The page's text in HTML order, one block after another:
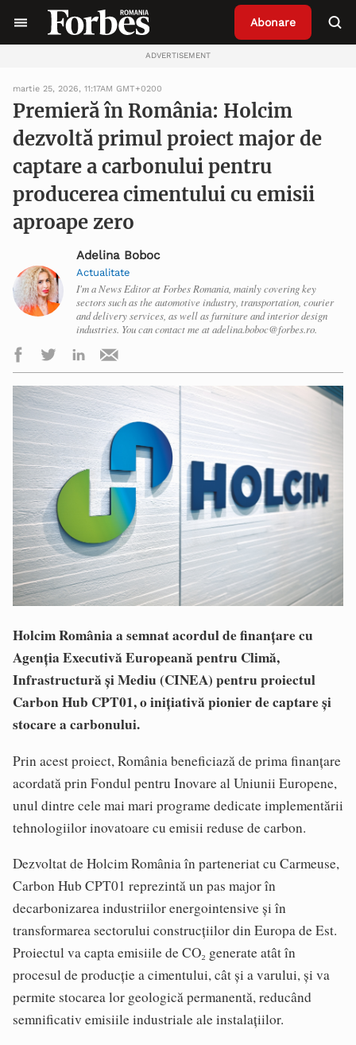
Abonare
ADVERTISEMENT
martie 25, 2026, 11:17AM GMT+0200
Premieră în România: Holcim
dezvoltă primul proiect major de
captare a carbonului pentru
producerea cimentului cu emisii
aproape zero
Adelina Boboc
Actualitate
I'm a News Editor at Forbes Romania, mainly covering key
sectors such as the automotive industry, transportation, courier
and delivery services, as well as furniture and interior design
industries. You can contact me at adelina.boboc@forbes.ro.
Holcim România a semnat acordul de finanțare cu
Agenția Executivă Europeană pentru Climă,
Infrastructură și Mediu (CINEA) pentru proiectul
Carbon Hub CPT01, o inițiativă pionier de captare și
stocare a carbonului.
Prin acest proiect, România beneficiază de prima finanțare
acordată prin Fondul pentru Inovare al Uniunii Europene,
unul dintre cele mai mari programe dedicate implementării
tehnologiilor inovatoare cu emisii reduse de carbon.
Dezvoltat de Holcim România în parteneriat cu Carmeuse,
Carbon Hub CPT01 reprezintă un pas major în
decarbonizarea industriilor energointensive și în
transformarea sectorului construcțiilor din Europa de Est.
Proiectul va capta emisiile de CO₂ generate atât în
procesul de producție a cimentului, cât și a varului, și va
permite stocarea lor geologică permanentă, reducând
semnificativ emisiile industriale ale instalațiilor.